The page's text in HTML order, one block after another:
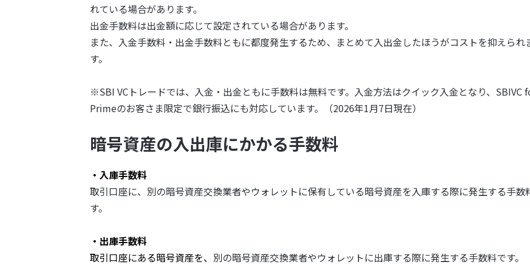
れている場合があります。
出金手数料は出金額に応じて設定されている場合があります。
また、入金手数料・出金手数料ともに都度発生するため、まとめて入出金したほうがコストを抑えられ
す。
※SBI VCトレードでは、入金・出金ともに手数料は無料です。入金方法はクイック入金となり、SBIVC
Primeのお客さま限定で銀行振込にも対応しています。（2026年1月7日現在）
暗号資産の入出庫にかかる手数料
・入庫手数料
取引口座に、別の暗号資産交換業者やウォレットに保有している暗号資産を入庫する際に発生する手数
す。
・出庫手数料
取引口座にある暗号資産を、 別の暗号資産交換業者やウォレットに出庫する際に発生する手数料です。